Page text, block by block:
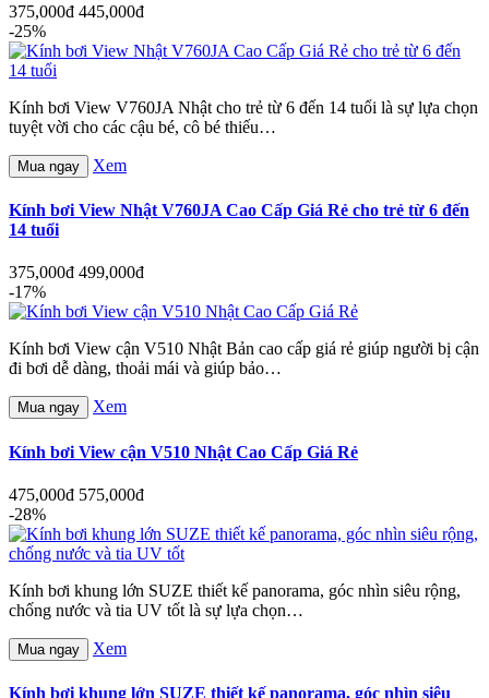
375,000đ 445,000đ
-25%
Kính bơi View V760JA Nhật cho trẻ từ 6 đến 14 tuổi là sự lựa chọn
tuyệt vời cho các cậu bé, cô bé thiếu…
Mua ngay Xem
Kính bơi View Nhật V760JA Cao Cấp Giá Rẻ cho trẻ từ 6 đến
14 tuổi
375,000đ 499,000đ
-17%
Kính bơi View cận V510 Nhật Bản cao cấp giá rẻ giúp người bị cận
đi bơi dễ dàng, thoải mái và giúp bảo…
Mua ngay Xem
Kính bơi View cận V510 Nhật Cao Cấp Giá Rẻ
475,000đ 575,000đ
-28%
Kính bơi khung lớn SUZE thiết kế panorama, góc nhìn siêu rộng,
chống nước và tia UV tốt là sự lựa chọn…
Mua ngay Xem
Kính bơi khung lớn SUZE thiết kế panorama, góc nhìn siêu